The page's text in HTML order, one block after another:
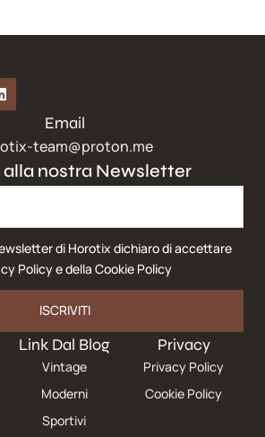
Link Dal Blog
Vintage
Moderni
Sportivi
Privacy
Privacy Policy
Cookie Policy
nostra Newsletter
di Horotix dichiaro di accettare
Policye della Cookie Policy
ISCRIVITI
Email
team@proton.me